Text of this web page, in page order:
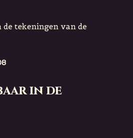
tekeningen van de
in de